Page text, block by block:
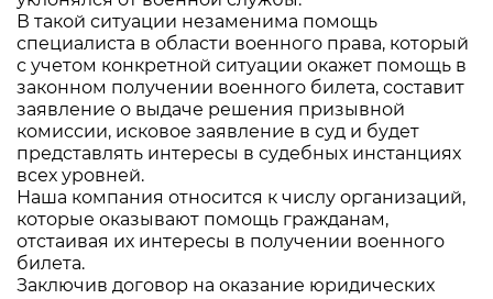
В такой ситуации незаменима помощь
специалиста в области военного права, который
с учетом конкретной ситуации окажет помощь в
законном получении военного билета, составит
заявление о выдаче решения призывной
комиссии, исковое заявление в суд и будет
представлять интересы в судебных инстанциях
всех уровней.
Наша компания относится к числу организаций,
которые оказывают помощь гражданам,
отстаивая их интересы в получении военного
билета.
Заключив договор на оказание юридических